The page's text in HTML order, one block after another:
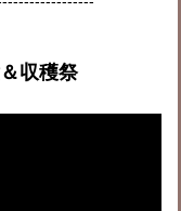
収穫祭